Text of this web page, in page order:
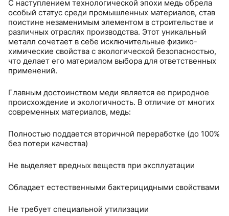
✔ Заводская упаковка с защитой - пластиковые
заглушки и маркировка
Выбирайте проверенное качество - медные трубы ICG
3/4" (19,05 мм) для ваших самых ответственных
проектов!
С наступлением технологической эпохи медь обрела
особый статус среди промышленных материалов, став
поистине незаменимым элементом в строительстве и
различных отраслях производства. Этот уникальный
металл сочетает в себе исключительные физико-
химические свойства с экологической безопасностью,
что делает его материалом выбора для ответственных
применений.
Главным достоинством меди является ее природное
происхождение и экологичность. В отличие от многих
современных материалов, медь:
Полностью поддается вторичной переработке (до 100%
без потери качества)
Не выделяет вредных веществ при эксплуатации
Обладает естественными бактерицидными свойствами
Не требует специальной утилизации